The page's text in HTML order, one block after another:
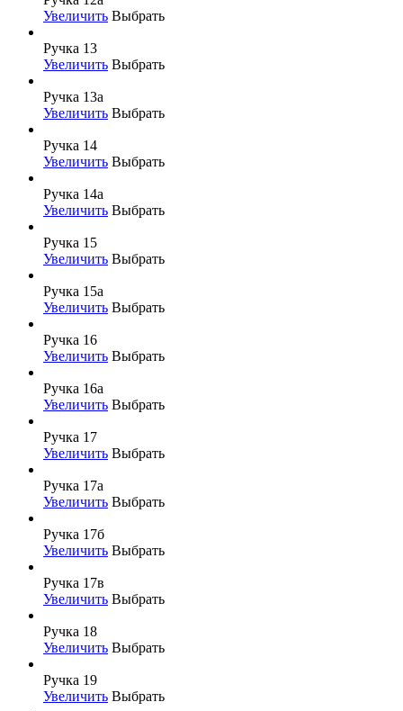
Увеличить Выбрать
Ручка 13
Увеличить Выбрать
Ручка 13а
Увеличить Выбрать
Ручка 14
Увеличить Выбрать
Ручка 14а
Увеличить Выбрать
Ручка 15
Увеличить Выбрать
Ручка 15а
Увеличить Выбрать
Ручка 16
Увеличить Выбрать
Ручка 16а
Увеличить Выбрать
Ручка 17
Увеличить Выбрать
Ручка 17а
Увеличить Выбрать
Ручка 17б
Увеличить Выбрать
Ручка 17в
Увеличить Выбрать
Ручка 18
Увеличить Выбрать
Ручка 19
Увеличить Выбрать